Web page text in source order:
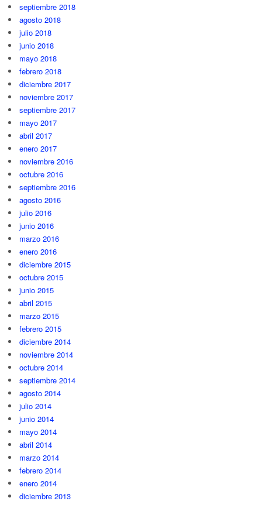
septiembre 2018
agosto 2018
julio 2018
junio 2018
mayo 2018
febrero 2018
diciembre 2017
noviembre 2017
septiembre 2017
mayo 2017
abril 2017
enero 2017
noviembre 2016
octubre 2016
septiembre 2016
agosto 2016
julio 2016
junio 2016
marzo 2016
enero 2016
diciembre 2015
octubre 2015
junio 2015
abril 2015
marzo 2015
febrero 2015
diciembre 2014
noviembre 2014
octubre 2014
septiembre 2014
agosto 2014
julio 2014
junio 2014
mayo 2014
abril 2014
marzo 2014
febrero 2014
enero 2014
diciembre 2013